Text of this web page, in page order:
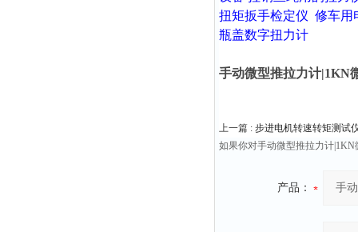
扭矩扳手检定仪 修车用
瓶盖数字扭力计
手动微型推拉力计|1KN
上一篇 : 步进电机转速转矩测试
如果你对手动微型推拉力计
产品：